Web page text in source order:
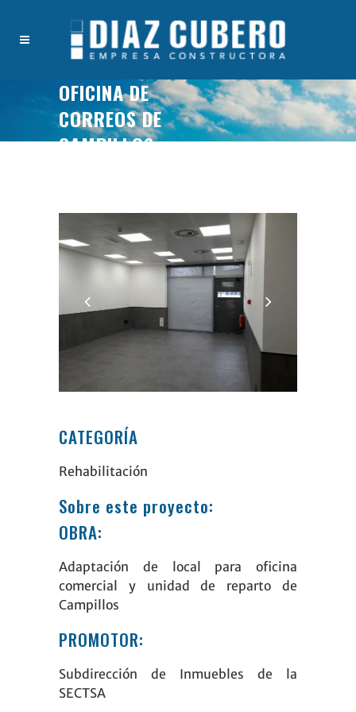
OFICINA DE
CORREOS DE
CAMPILLOS
CATEGORÍA
Rehabilitación
Sobre este proyecto:
OBRA:
Adaptación de local para oficina
comercial
y unidad de reparto de
Campillos
PROMOTOR:
Subdirección de Inmuebles de la
SECTSA